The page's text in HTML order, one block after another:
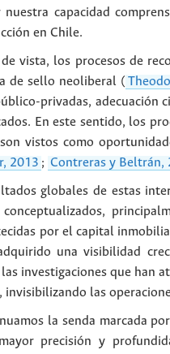
nuestra capacidad
en Chile.
vista, los procesos de
de sello neoliberal (
privadas,
En este sentido, los
vistos como
2013 ; Contreras y Beltrán,
globales de estas
conceptualizados,
por el capital
una visibilidad
investigaciones que han
las
la senda marcada
precisión y